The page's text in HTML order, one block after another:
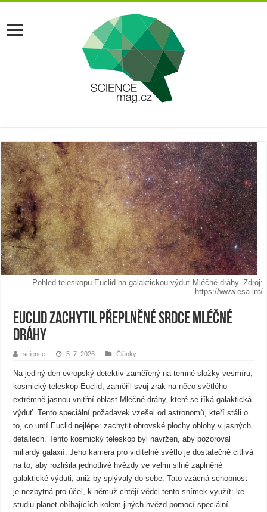
Pohled teleskopu Euclid na galaktickou výduť Mléčné dráhy. Zdroj:
https://www.esa.int/
Euclid zachytil přeplněné srdce Mléčné
dráhy
science 5. 7. 2026 Články
Na jediný den evropský detektiv zaměřený na temné složky vesmíru,
kosmický teleskop Euclid, zaměřil svůj zrak na něco světlého –
extrémně jasnou vnitřní oblast Mléčné dráhy, které se říká galaktická
výduť. Tento speciální požadavek vzešel od astronomů, kteří stáli o
to, co umí Euclid nejlépe: zachytit obrovské plochy oblohy v jasných
detailech. Tento kosmický teleskop byl navržen, aby pozoroval
miliardy galaxií. Jeho kamera pro viditelné světlo je dostatečně citlivá
na to, aby rozlišila jednotlivé hvězdy ve velmi silně zaplněné
galaktické výduti, aniž by splývaly do sebe. Tato vzácná schopnost
je nezbytná pro účel, k němuž chtějí vědci tento snímek využít: ke
studiu planet obíhajících kolem jiných hvězd pomocí speciální